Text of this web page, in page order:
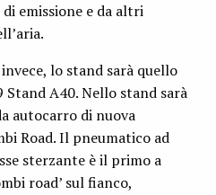
emissione e da altri
lo stand sarà quello
A40. Nello stand sarà
autocarro di nuova
Road. Il pneumatico ad
sterzante è il primo a
road’ sul fianco,